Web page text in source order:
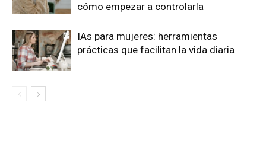
cómo empezar a controlarla
IAs para mujeres: herramientas
prácticas que facilitan la vida diaria